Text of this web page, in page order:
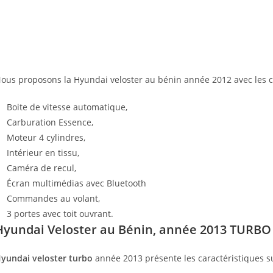
proposons la Hyundai veloster au bénin année 2012 avec les
Boite de vitesse automatique,
Carburation Essence,
Moteur 4 cylindres,
Intérieur en tissu,
Caméra de recul,
Écran multimédias avec Bluetooth
Commandes au volant,
3 portes avec toit ouvrant.
Veloster au Bénin, année 2013 TURBO
veloster turbo année 2013 présente les caractéristiques